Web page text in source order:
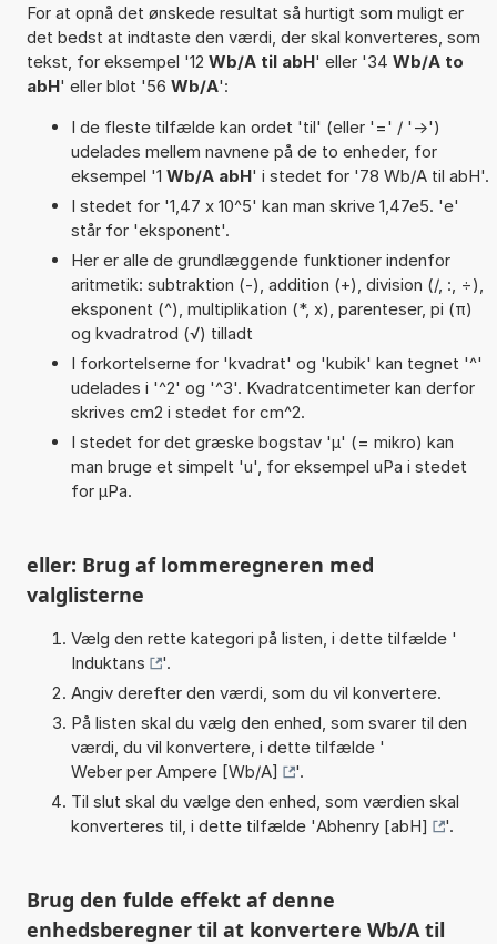
For at opnå det ønskede resultat så hurtigt som muligt er
det bedst at indtaste den værdi, der skal konverteres, som
tekst, for eksempel '12 Wb/A til abH' eller '34 Wb/A to
abH' eller blot '56 Wb/A':
I de fleste tilfælde kan ordet 'til' (eller '=' / '->')
udelades mellem navnene på de to enheder, for
eksempel '1 Wb/A abH' i stedet for '78 Wb/A til abH'.
I stedet for '1,47 x 10^5' kan man skrive 1,47e5. 'e'
står for 'eksponent'.
Her er alle de grundlæggende funktioner indenfor
aritmetik: subtraktion (-), addition (+), division (/, :, ÷),
eksponent (^), multiplikation (*, x), parenteser, pi (π)
og kvadratrod (√) tilladt
I forkortelserne for 'kvadrat' og 'kubik' kan tegnet '^'
udelades i '^2' og '^3'. Kvadratcentimeter kan derfor
skrives cm2 i stedet for cm^2.
I stedet for det græske bogstav 'µ' (= mikro) kan
man bruge et simpelt 'u', for eksempel uPa i stedet
for µPa.
eller: Brug af lommeregneren med
valglisterne
Vælg den rette kategori på listen, i dette tilfælde '
Induktans
'.
Angiv derefter den værdi, som du vil konvertere.
På listen skal du vælg den enhed, som svarer til den
værdi, du vil konvertere, i dette tilfælde '
Weber per Ampere [Wb/A]
'.
Til slut skal du vælge den enhed, som værdien skal
konverteres til, i dette tilfælde 'Abhenry [abH] '.
Brug den fulde effekt af denne
enhedsberegner til at konvertere Wb/A til